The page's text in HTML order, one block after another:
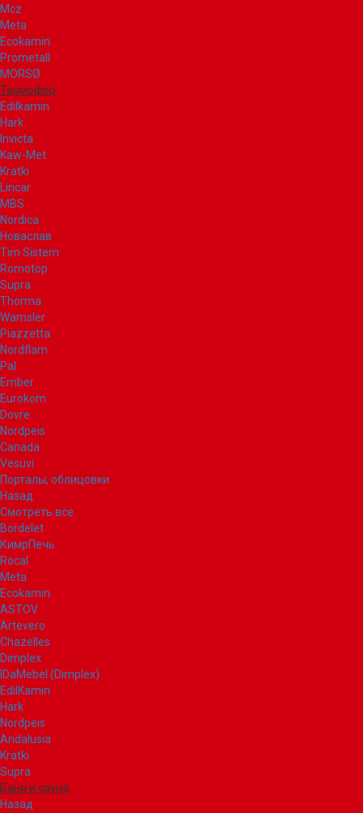
Mcz
Meta
Ecokamin
Prometall
MORSØ
Термофор
Edilkamin
Hark
Invicta
Kaw-Met
Kratki
Lincar
MBS
Nordica
Новаслав
Tim Sistem
Romotop
Supra
Thorma
Wamsler
Piazzetta
Nordflam
Pal
Ember
Eurokom
Dovre
Nordpeis
Canada
Vesuvi
Порталы, облицовки
Назад
Смотреть все
Bordelet
КимрПечь
Rocal
Meta
Ecokamin
ASTOV
Artevero
Chazelles
Dimplex
IDaMebel (Dimplex)
EdilKamin
Hark
Nordpeis
Andalusia
Kratki
Supra
Баня и сауна
Назад